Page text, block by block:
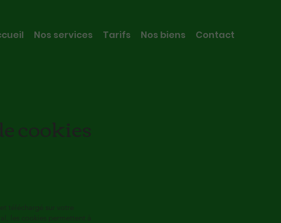
Nos services Tarifs Nos biens Contact
cookies
téléchargé sur votre
les cookies permettent à